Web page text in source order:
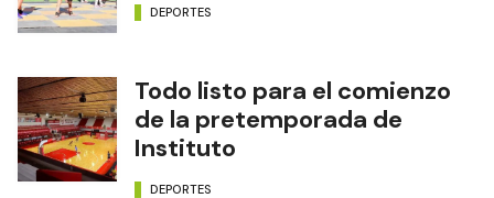
DEPORTES
Todo listo para el comienzo
de la pretemporada de
Instituto
DEPORTES